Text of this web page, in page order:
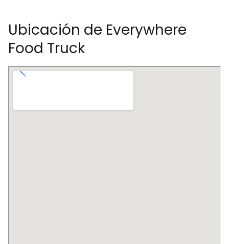
Ubicación de Everywhere
Food Truck